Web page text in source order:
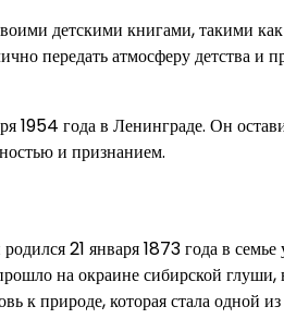
детскими книгами, такими
передать атмосферу детства и
года в Ленинграде. Он
и признанием.
21 января 1873 года в
на окраине сибирской
природе, которая стала одной из